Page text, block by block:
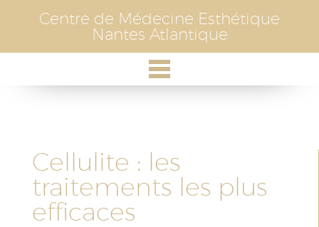
Centre de Médecine Esthétique
Nantes Atlantique
Cellulite : les
traitements les plus
efficaces